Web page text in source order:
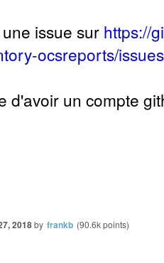
issue sur https://
ocsreports/
d'avoir un compte
2018by frankb (90.6kpoints)